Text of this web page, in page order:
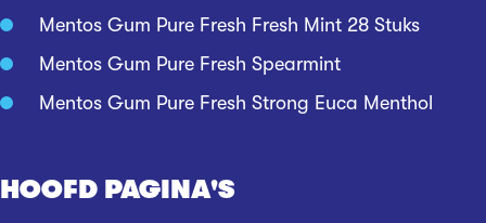
Mentos Gum Pure Fresh Fresh Mint 28 Stuks
Mentos Gum Pure Fresh Spearmint
Mentos Gum Pure Fresh Strong Euca Menthol
HOOFD PAGINA'S